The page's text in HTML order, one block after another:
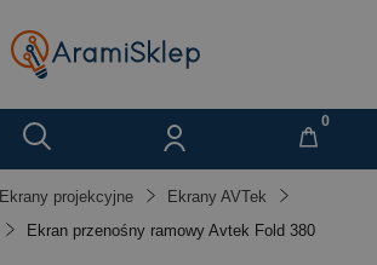
Ekrany projekcyjne
Ekrany AVTek
Ekran przenośny ramowy Avtek Fold 380